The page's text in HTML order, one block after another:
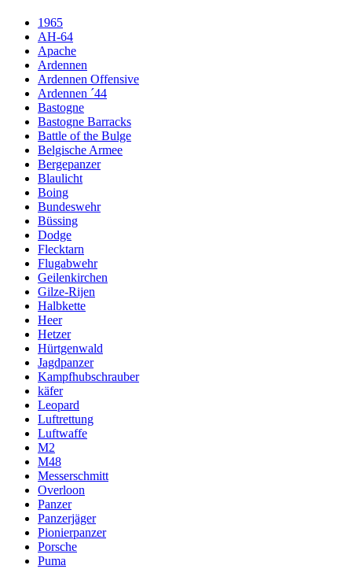
1965
AH-64
Apache
Ardennen
Ardennen Offensive
Ardennen ´44
Bastogne
Bastogne Barracks
Battle of the Bulge
Belgische Armee
Bergepanzer
Blaulicht
Boing
Bundeswehr
Büssing
Dodge
Flecktarn
Flugabwehr
Geilenkirchen
Gilze-Rijen
Halbkette
Heer
Hetzer
Hürtgenwald
Jagdpanzer
Kampfhubschrauber
käfer
Leopard
Luftrettung
Luftwaffe
M2
M48
Messerschmitt
Overloon
Panzer
Panzerjäger
Pionierpanzer
Porsche
Puma